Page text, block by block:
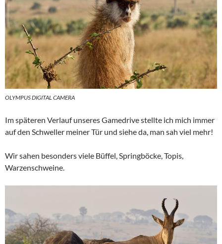
OLYMPUS DIGITAL CAMERA
Im späteren Verlauf unseres Gamedrive stellte ich mich immer
auf den Schweller meiner Tür und siehe da, man sah viel mehr!
Wir sahen besonders viele Büffel, Springböcke, Topis,
Warzenschweine.